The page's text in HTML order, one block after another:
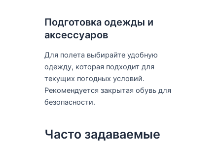
Подготовка одежды и
аксессуаров
Для полета выбирайте удобную
одежду, которая подходит для
текущих погодных условий.
Рекомендуется закрытая обувь для
безопасности.
Часто задаваемые